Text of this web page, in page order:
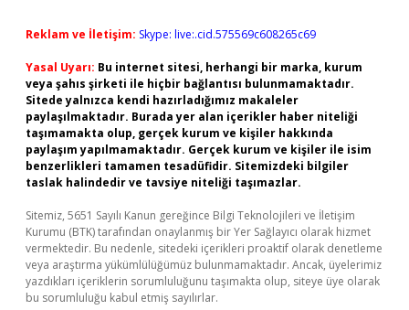
Reklam ve İletişim: Skype: live:.cid.575569c608265c69
Yasal Uyarı: Bu internet sitesi, herhangi bir marka, kurum
veya şahıs şirketi ile hiçbir bağlantısı bulunmamaktadır.
Sitede yalnızca kendi hazırladığımız makaleler
paylaşılmaktadır. Burada yer alan içerikler haber niteliği
taşımamakta olup, gerçek kurum ve kişiler hakkında
paylaşım yapılmamaktadır. Gerçek kurum ve kişiler ile isim
benzerlikleri tamamen tesadüfidir. Sitemizdeki bilgiler
taslak halindedir ve tavsiye niteliği taşımazlar.
Sitemiz, 5651 Sayılı Kanun gereğince Bilgi Teknolojileri ve İletişim
Kurumu (BTK) tarafından onaylanmış bir Yer Sağlayıcı olarak hizmet
vermektedir. Bu nedenle, sitedeki içerikleri proaktif olarak denetleme
veya araştırma yükümlülüğümüz bulunmamaktadır. Ancak, üyelerimiz
yazdıkları içeriklerin sorumluluğunu taşımakta olup, siteye üye olarak
bu sorumluluğu kabul etmiş sayılırlar.